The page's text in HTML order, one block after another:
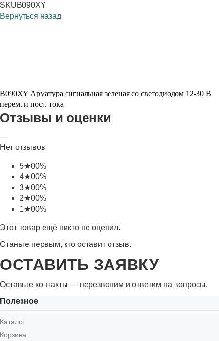
SKUB090XY
Вернуться назад
B090XY Арматура сигнальная зеленая со светодиодом 12-30 В
перем. и пост. тока
Отзывы и оценки
—
Нет отзывов
5★00%
4★00%
3★00%
2★00%
1★00%
Этот товар ещё никто не оценил.
Станьте первым, кто оставит отзыв.
ОСТАВИТЬ ЗАЯВКУ
Оставьте контакты — перезвоним и ответим на вопросы.
Полезное
Каталог
Корзина